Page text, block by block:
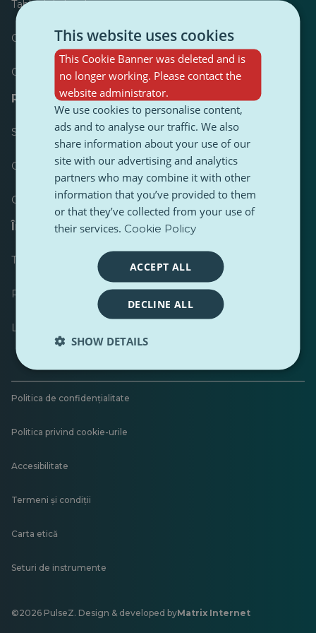
Tabloul de bord
Cele mai publicate
Cele mai urmărite
Resurse pentru jurnaliști
Seturi de instrumente
Ghid de stil pentru conținut PulseZ
Ghid de postare pentru contributori PulseZ
Întrebări frecvente
Trimiteți o cerere
Raportați o problemă
Lăsați feedback
Politica de confidențialitate
Politica privind cookie-urile
Accesibilitate
Termeni și condiții
Carta etică
Seturi de instrumente
©2026 PulseZ. Design & developed byMatrix Internet
Se
This website uses cookies
This Cookie Banner was deleted and is
no longer working. Please contact the
website administrator.
We use cookies to personalise content,
ads and to analyse our traffic. We also
share information about your use of our
site with our advertising and analytics
partners who may combine it with other
information that you’ve provided to them
or that they’ve collected from your use of
their services. Cookie Policy
ACCEPT ALL
DECLINE ALL
SHOW DETAILS